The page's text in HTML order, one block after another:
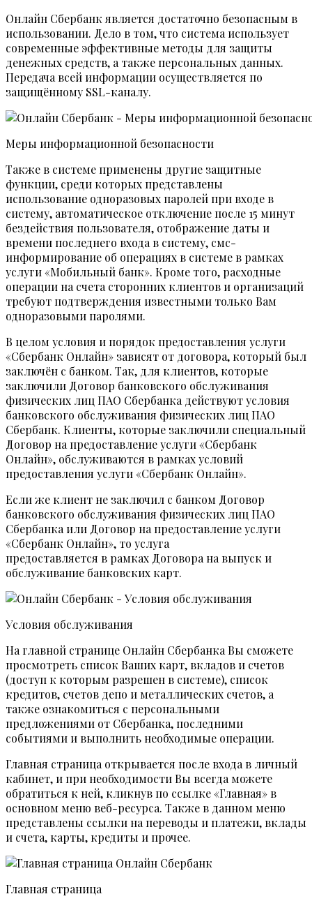
Онлайн Сбербанк является достаточно безопасным в
использовании. Дело в том, что система использует
современные эффективные методы для защиты
денежных средств, а также персональных данных.
Передача всей информации осуществляется по
защищённому SSL-каналу.
Меры информационной безопасности
Также в системе применены другие защитные
функции, среди которых представлены
использование одноразовых паролей при входе в
систему, автоматическое отключение после 15 минут
бездействия пользователя, отображение даты и
времени последнего входа в систему, смс-
информирование об операциях в системе в рамках
услуги «Мобильный банк». Кроме того, расходные
операции на счета сторонних клиентов и организаций
требуют подтверждения известными только Вам
одноразовыми паролями.
В целом условия и порядок предоставления услуги
«Сбербанк Онлайн» зависят от договора, который был
заключён с банком. Так, для клиентов, которые
заключили Договор банковского обслуживания
физических лиц ПАО Сбербанка действуют условия
банковского обслуживания физических лиц ПАО
Сбербанк. Клиенты, которые заключили специальный
Договор на предоставление услуги «Сбербанк
Онлайн», обслуживаются в рамках условий
предоставления услуги «Сбербанк Онлайн».
Если же клиент не заключил с банком Договор
банковского обслуживания физических лиц ПАО
Сбербанка или Договор на предоставление услуги
«Сбербанк Онлайн», то услуга
предоставляется в рамках Договора на выпуск и
обслуживание банковских карт.
Условия обслуживания
На главной странице Онлайн Сбербанка Вы сможете
просмотреть список Ваших карт, вкладов и счетов
(доступ к которым разрешен в системе), список
кредитов, счетов депо и металлических счетов, а
также ознакомиться с персональными
предложениями от Сбербанка, последними
событиями и выполнить необходимые операции.
Главная страница открывается после входа в личный
кабинет, и при необходимости Вы всегда можете
обратиться к ней, кликнув по ссылке «Главная» в
основном меню веб-ресурса. Также в данном меню
представлены ссылки на переводы и платежи, вклады
и счета, карты, кредиты и прочее.
Главная страница